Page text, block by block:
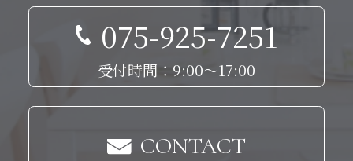
075-925-7251
受付時間：9:00～17:00
CONTACT